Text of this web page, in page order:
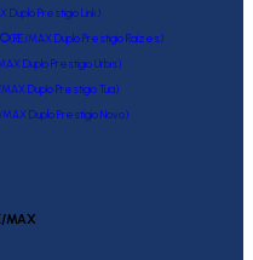
Duplo Prestígio Link)
(RE/MAX Duplo Prestígio Raízes)
Duplo Prestígio Urbis)
MAX Duplo Prestígio Tua)
MAX Duplo Prestígio Novo)
MAX